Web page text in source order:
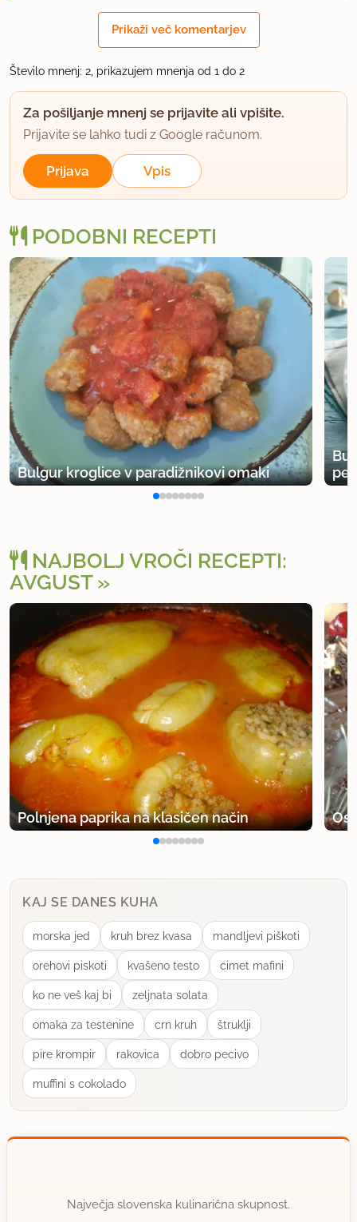
Prikaži več komentarjev
Število mnenj: 2, prikazujem mnenja od 1 do 2
Za pošiljanje mnenj se prijavite ali vpišite.
Prijavite se lahko tudi z Google računom.
Prijava Vpis
PODOBNI RECEPTI
Bulgur kroglice v paradižnikovi omaki
NAJBOLJ VROČI RECEPTI:
AVGUST
Polnjena paprika na klasičen način
KAJ SE DANES KUHA
morska jed kruh brez kvasa mandljevi piškoti
orehovi piskoti kvašeno testo cimet mafini
ko ne veš kaj bi zeljnata solata
omaka za testenine crn kruh štruklji
pire krompir rakovica dobro pecivo
muffini s cokolado
Največja slovenska kulinarična skupnost.